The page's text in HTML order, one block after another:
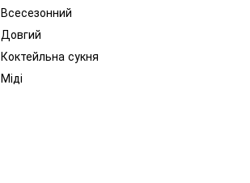
Всесезонний
Довгий
Коктейльна сукня
Міді